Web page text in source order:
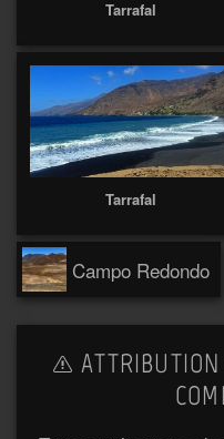
Tarrafal
Tarrafal
Campo Redondo